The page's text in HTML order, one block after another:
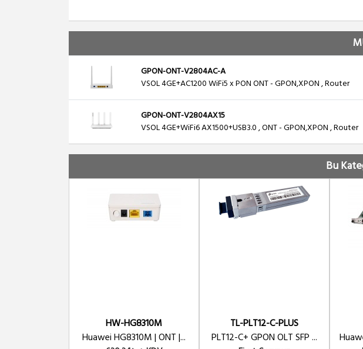
GPON-ONT-V2804AC-A
VSOL 4GE+AC1200 WiFi5 x PON ONT - GPON,XPON , Router
GPON-ONT-V2804AX15
VSOL 4GE+WiFi6 AX1500+USB3.0 , ONT - GPON,XPON , Router
Bu
HW-HG8310M
Huawei HG8310M | ONT |...
TL-PLT12-C-PLUS
PLT12-C+ GPON OLT SFP ...